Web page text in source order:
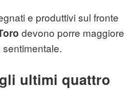
e produttivi sul fronte
devono porre maggiore
ultimi quattro